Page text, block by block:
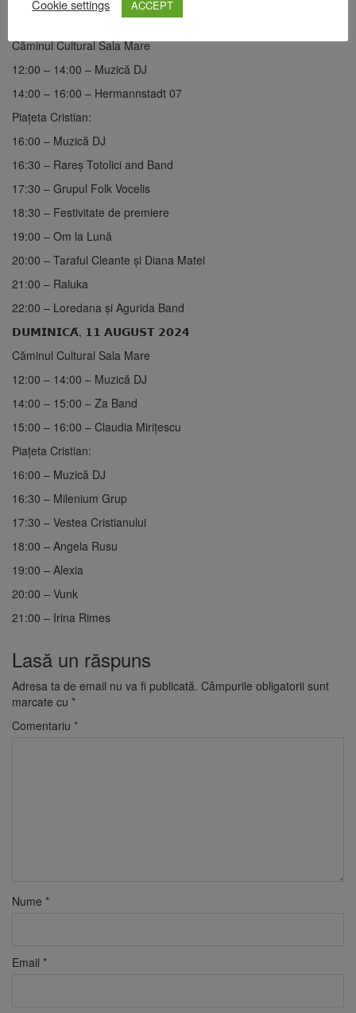
13:00 – Paradă festivă spre Căminul Cultural Sala Mare
Căminul Cultural Sala Mare
12:00 – 14:00 – Muzică DJ
14:00 – 16:00 – Hermannstadt 07
Piațeta Cristian:
16:00 – Muzică DJ
16:30 – Rareș Totolici and Band
17:30 – Grupul Folk Vocelis
18:30 – Festivitate de premiere
19:00 – Om la Lună
20:00 – Taraful Cleante și Diana Matei
21:00 – Raluka
22:00 – Loredana și Agurida Band
𝗗𝗨𝗠𝗜𝗡𝗜𝗖𝗔̆, 𝟭𝟭 𝗔𝗨𝗚𝗨𝗦𝗧 𝟮𝟬𝟮𝟰
Căminul Cultural Sala Mare
12:00 – 14:00 – Muzică DJ
14:00 – 15:00 – Za Band
15:00 – 16:00 – Claudia Mirițescu
Piațeta Cristian:
16:00 – Muzică DJ
16:30 – Milenium Grup
17:30 – Vestea Cristianului
18:00 – Angela Rusu
19:00 – Alexia
20:00 – Vunk
21:00 – Irina Rimes
Lasă un răspuns
Adresa ta de email nu va fi publicată. Câmpurile obligatorii sunt
marcate cu *
Comentariu *
Nume *
Email *
Cookie settings
ACCEPT